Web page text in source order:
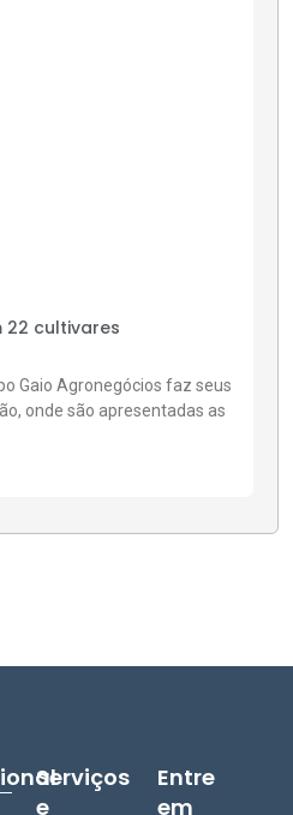
22 cultivares
Gaio Agronegócios faz seus
onde são apresentadas as
Serviços
e
Entre
em